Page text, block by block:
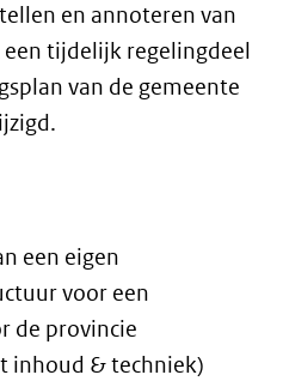
en annoteren van
tijdelijk regelingdeel
van de gemeente
een eigen
voor een
de provincie
inhoud & techniek)